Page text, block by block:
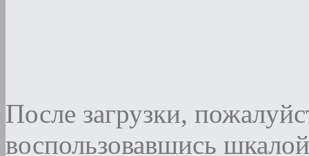
После загрузки,
воспользовавшись